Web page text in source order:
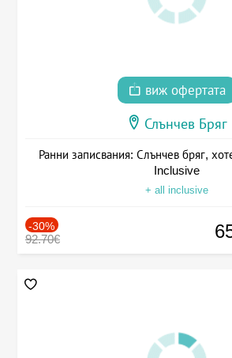
виж офертата
Слънчев Бряг
Ранни записвания: Слънчев бряг,
Inclusive
+ all inclusive
-30%
92.70€